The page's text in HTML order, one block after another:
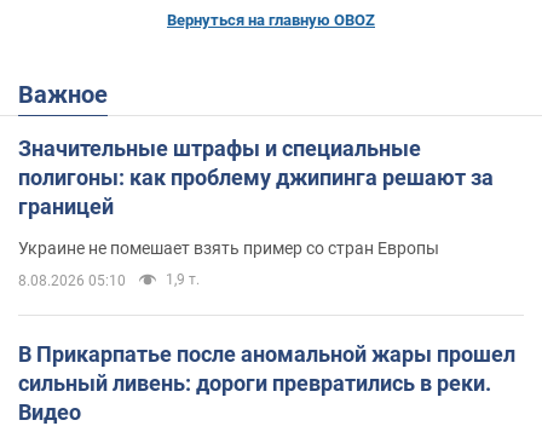
Вернуться на главную OBOZ
Важное
Значительные штрафы и специальные
полигоны: как проблему джипинга решают за
границей
Украине не помешает взять пример со стран Европы
8.08.2026 05:10 1,9 т.
В Прикарпатье после аномальной жары прошел
сильный ливень: дороги превратились в реки.
Видео